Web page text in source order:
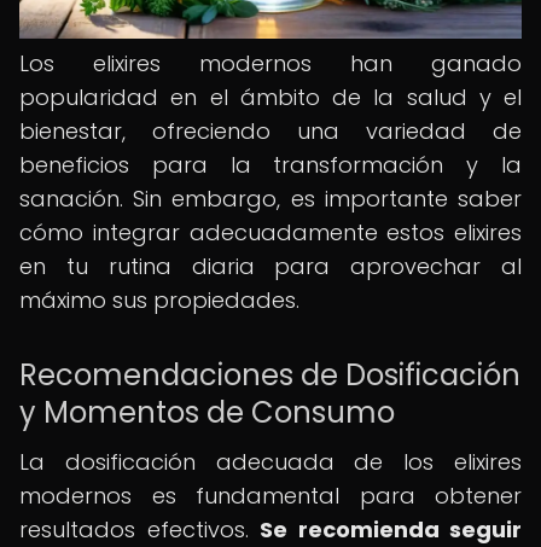
Los elixires modernos han ganado
popularidad en el ámbito de la salud y el
bienestar, ofreciendo una variedad de
beneficios para la transformación y la
sanación. Sin embargo, es importante saber
cómo integrar adecuadamente estos elixires
en tu rutina diaria para aprovechar al
máximo sus propiedades.
Recomendaciones de Dosificación
y Momentos de Consumo
La dosificación adecuada de los elixires
modernos es fundamental para obtener
resultados efectivos. Se recomienda seguir